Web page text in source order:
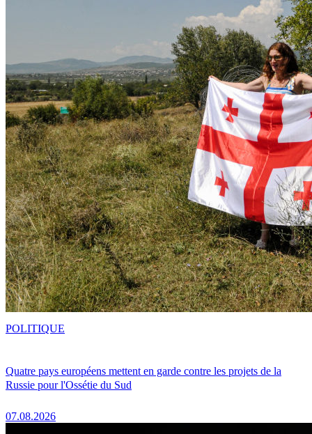
Quatre pays européens mettent en garde contre les projets de la
Russie pour l'Ossétie du Sud
07.08.2026
POLITIQUE